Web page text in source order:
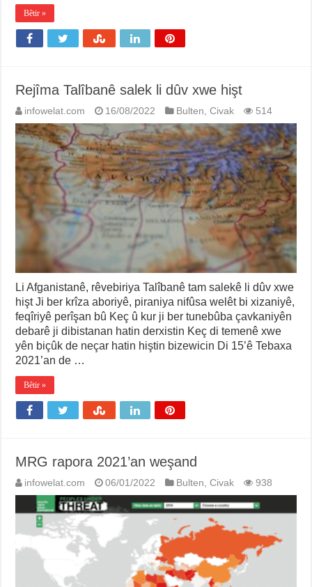
Bêtir »
Rejîma Talîbanê salek li dûv xwe hişt
infowelat.com 16/08/2022 Bulten,Civak 514
Li Afganistanê, rêvebiriya Talîbanê tam salekê li dûv xwe
hişt Ji ber krîza aboriyê, piraniya nifûsa welêt bi xizaniyê,
feqîriyê perîşan bû Keç û kur ji ber tunebûba çavkaniyên
debarê ji dibistanan hatin derxistin Keç di temenê xwe
yên biçûk de neçar hatin hiştin bizewicin Di 15’ê Tebaxa
2021’an de …
Bêtir »
MRG rapora 2021’an weşand
infowelat.com 06/01/2022 Bulten,Civak 938